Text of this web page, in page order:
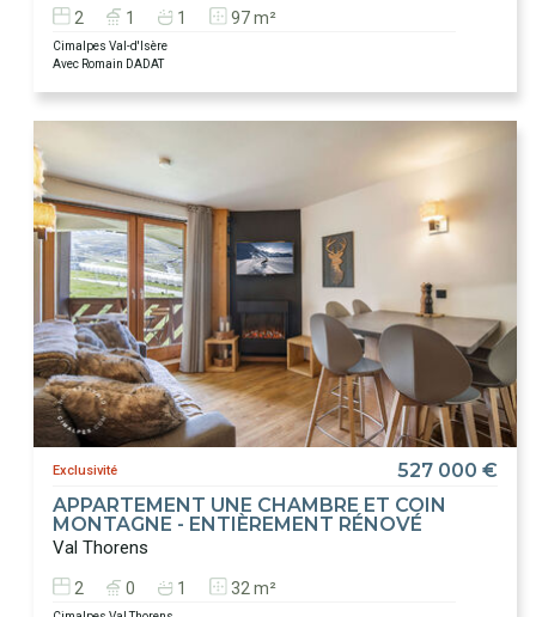
2 1 1 97 m²
Cimalpes Val-d'Isère
Avec Romain DADAT
Exclusivité
527 000 €
APPARTEMENT UNE CHAMBRE ET COIN
MONTAGNE - ENTIÈREMENT RÉNOVÉ
Val Thorens
2 0 1 32 m²